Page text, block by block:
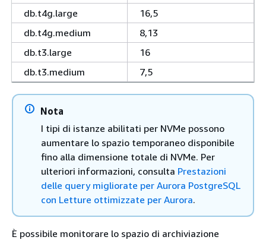
db.t4g.large
16,5
db.t4g.medium
8,13
db.t3.large
16
db.t3.medium
7,5
Nota
I tipi di istanze abilitati per NVMe possono
aumentare lo spazio temporaneo disponibile
fino alla dimensione totale di NVMe. Per
ulteriori informazioni, consulta Prestazioni
delle query migliorate per Aurora PostgreSQL
con Letture ottimizzate per Aurora.
È possibile monitorare lo spazio di archiviazione